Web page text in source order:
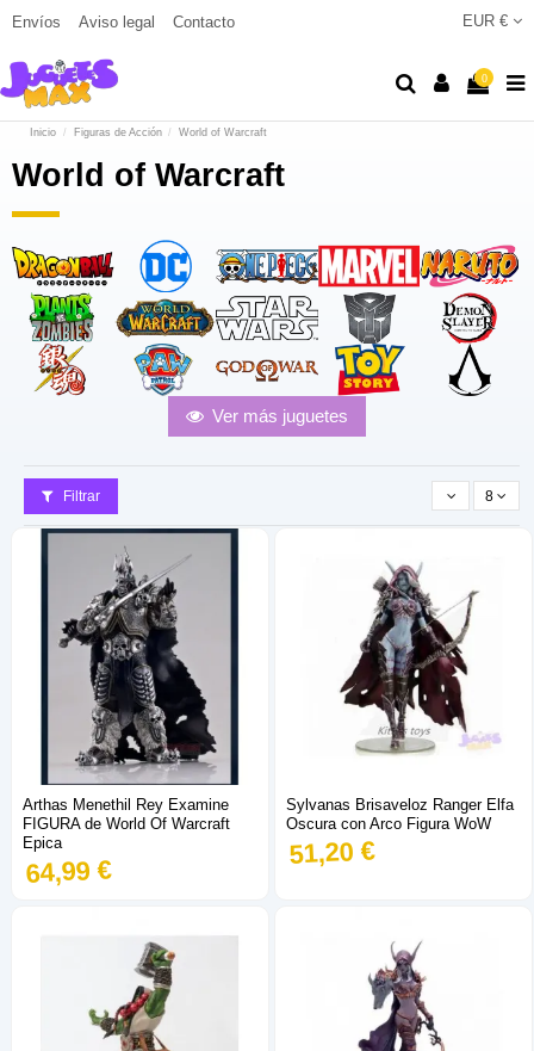
Envíos Aviso legal Contacto EUR €
0
Inicio Figuras de Acción World of Warcraft
World of Warcraft
Ver más juguetes
Filtrar 8
Arthas Menethil Rey Examine
FIGURA de World Of Warcraft
Epica
64,99 €
Sylvanas Brisaveloz Ranger Elfa
Oscura con Arco Figura WoW
51,20 €